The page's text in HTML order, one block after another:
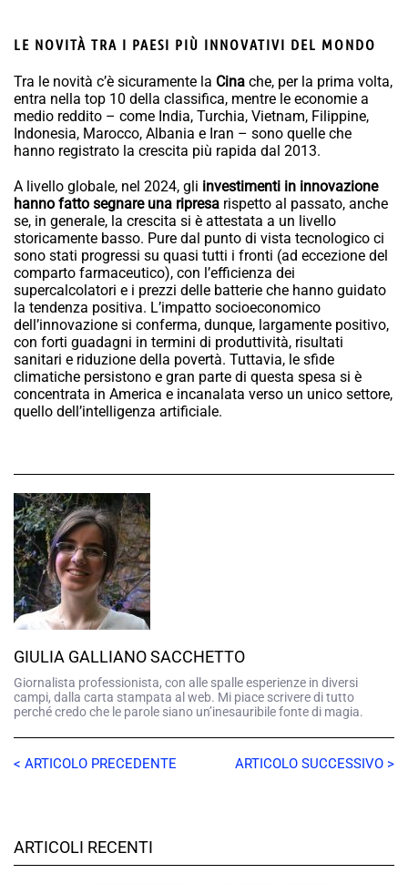
LE NOVITÀ TRA I PAESI PIÙ INNOVATIVI DEL MONDO
Tra le novità c’è sicuramente la Cina che, per la prima volta,
entra nella top 10 della classifica, mentre le economie a
medio reddito – come India, Turchia, Vietnam, Filippine,
Indonesia, Marocco, Albania e Iran – sono quelle che
hanno registrato la crescita più rapida dal 2013.
A livello globale, nel 2024, gli investimenti in innovazione
hanno fatto segnare una ripresa rispetto al passato, anche
se, in generale, la crescita si è attestata a un livello
storicamente basso. Pure dal punto di vista tecnologico ci
sono stati progressi su quasi tutti i fronti (ad eccezione del
comparto farmaceutico), con l’efficienza dei
supercalcolatori e i prezzi delle batterie che hanno guidato
la tendenza positiva. L’impatto socioeconomico
dell’innovazione si conferma, dunque, largamente positivo,
con forti guadagni in termini di produttività, risultati
sanitari e riduzione della povertà. Tuttavia, le sfide
climatiche persistono e gran parte di questa spesa si è
concentrata in America e incanalata verso un unico settore,
quello dell’intelligenza artificiale.
GIULIA GALLIANO SACCHETTO
Giornalista professionista, con alle spalle esperienze in diversi
campi, dalla carta stampata al web. Mi piace scrivere di tutto
perché credo che le parole siano un’inesauribile fonte di magia.
< ARTICOLO PRECEDENTE ARTICOLO SUCCESSIVO >
ARTICOLI RECENTI